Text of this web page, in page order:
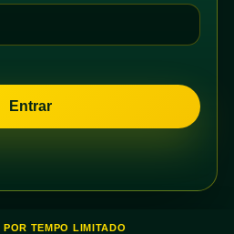
POR TEMPO LIMITADO